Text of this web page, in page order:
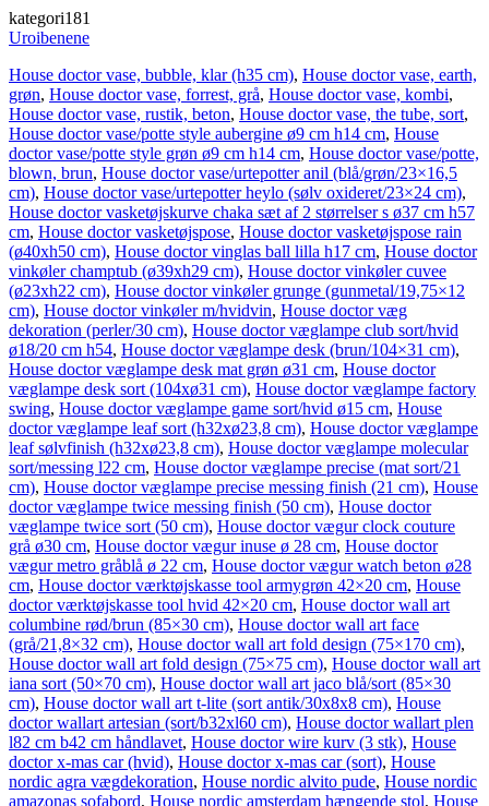
kategori181
Uroibenene
House doctor vase, bubble, klar (h35 cm), House doctor vase, earth,
grøn, House doctor vase, forrest, grå, House doctor vase, kombi,
House doctor vase, rustik, beton, House doctor vase, the tube, sort,
House doctor vase/potte style aubergine ø9 cm h14 cm, House
doctor vase/potte style grøn ø9 cm h14 cm, House doctor vase/potte,
blown, brun, House doctor vase/urtepotter anil (blå/grøn/23×16,5
cm), House doctor vase/urtepotter heylo (sølv oxideret/23×24 cm),
House doctor vasketøjskurve chaka sæt af 2 størrelser s ø37 cm h57
cm, House doctor vasketøjspose, House doctor vasketøjspose rain
(ø40xh50 cm), House doctor vinglas ball lilla h17 cm, House doctor
vinkøler champtub (ø39xh29 cm), House doctor vinkøler cuvee
(ø23xh22 cm), House doctor vinkøler grunge (gunmetal/19,75×12
cm), House doctor vinkøler m/hvidvin, House doctor væg
dekoration (perler/30 cm), House doctor væglampe club sort/hvid
ø18/20 cm h54, House doctor væglampe desk (brun/104×31 cm),
House doctor væglampe desk mat grøn ø31 cm, House doctor
væglampe desk sort (104xø31 cm), House doctor væglampe factory
swing, House doctor væglampe game sort/hvid ø15 cm, House
doctor væglampe leaf sort (h32xø23,8 cm), House doctor væglampe
leaf sølvfinish (h32xø23,8 cm), House doctor væglampe molecular
sort/messing l22 cm, House doctor væglampe precise (mat sort/21
cm), House doctor væglampe precise messing finish (21 cm), House
doctor væglampe twice messing finish (50 cm), House doctor
væglampe twice sort (50 cm), House doctor vægur clock couture
grå ø30 cm, House doctor vægur inuse ø 28 cm, House doctor
vægur metro gråblå ø 22 cm, House doctor vægur watch beton ø28
cm, House doctor værktøjskasse tool armygrøn 42×20 cm, House
doctor værktøjskasse tool hvid 42×20 cm, House doctor wall art
columbine rød/brun (85×30 cm), House doctor wall art face
(grå/21,8×32 cm), House doctor wall art fold design (75×170 cm),
House doctor wall art fold design (75×75 cm), House doctor wall art
iana sort (50×70 cm), House doctor wall art jaco blå/sort (85×30
cm), House doctor wall art t-lite (sort antik/30x8x8 cm), House
doctor wallart artesian (sort/b32xl60 cm), House doctor wallart plen
l82 cm b42 cm håndlavet, House doctor wire kurv (3 stk), House
doctor x-mas car (hvid), House doctor x-mas car (sort), House
nordic agra vægdekoration, House nordic alvito pude, House nordic
amazonas sofabord, House nordic amsterdam hængende stol, House